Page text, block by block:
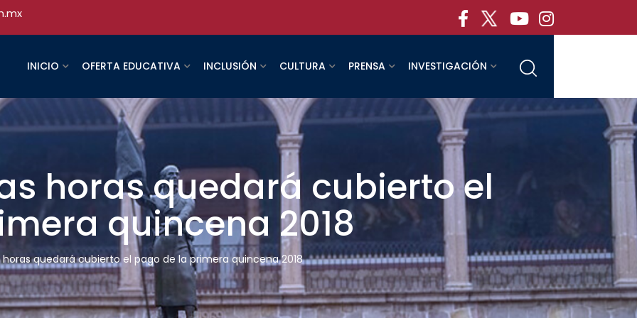
INICIO OFERTA EDUCATIVA INCLUSIÓN CULTURA PRENSA INVESTIGACIÓN
horas quedará cubierto el
quincena 2018
horas quedará cubierto el pago de la primera quincena 2018